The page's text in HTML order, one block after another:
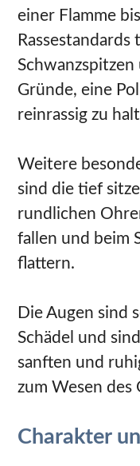
einer Flamme
Gründe, eine
reinrassig zu
Weitere
sind die tief
rundlichen
fallen und beim
flattern.
Die Augen sind
Schädel und
sanften und
zum Wesen des
Charakter